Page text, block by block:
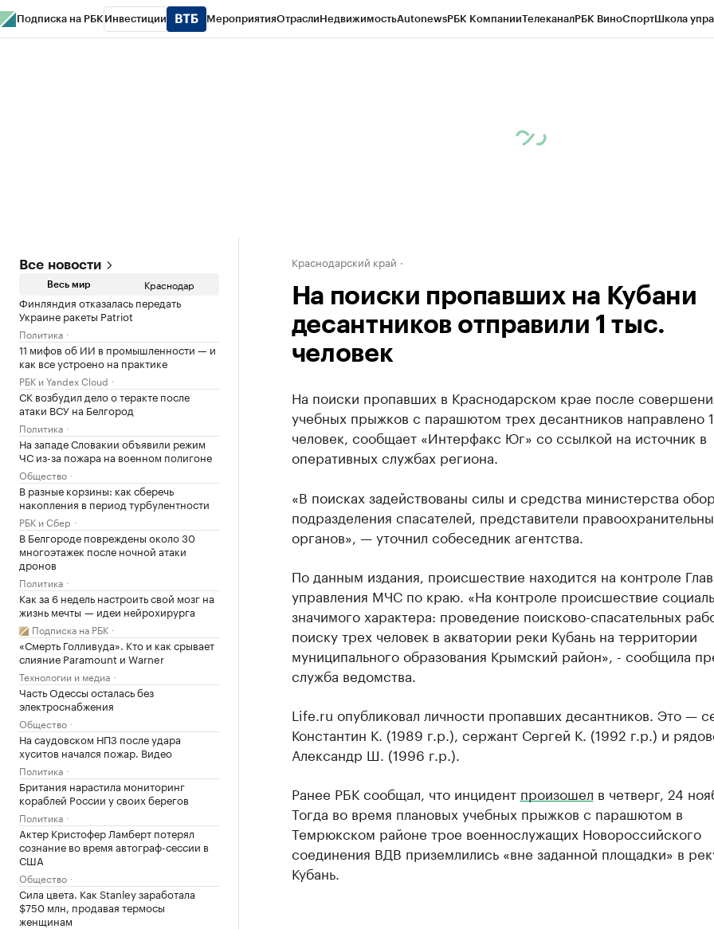
Подписка на РБК Инвестиции МероприятияОтраслиНедвижимостьAutonewsРБК КомпанииТелеканалРБК ВиноСпортШкола
Все новости
Весь мир Краснодар
Финляндия отказалась передать
Украине ракеты Patriot
Политика
11 мифов об ИИ в промышленности — и
как все устроено на практике
РБК и Yandex Cloud
СК возбудил дело о теракте после
атаки ВСУ на Белгород
Политика
На западе Словакии объявили режим
ЧС из-за пожара на военном полигоне
Общество
В разные корзины: как сберечь
накопления в период турбулентности
РБК и Сбер
В Белгороде повреждены около 30
многоэтажек после ночной атаки
дронов
Политика
Как за 6 недель настроить свой мозг на
жизнь мечты — идеи нейрохирурга
Подписка на РБК
«Смерть Голливуда». Кто и как срывает
слияние Paramount и Warner
Технологии и медиа
Часть Одессы осталась без
электроснабжения
Общество
На саудовском НПЗ после удара
хуситов начался пожар. Видео
Политика
Британия нарастила мониторинг
кораблей России у своих берегов
Политика
Актер Кристофер Ламберт потерял
сознание во время автограф-сессии в
США
Общество
Сила цвета. Как Stanley заработала
$750 млн, продавая термосы
женщинам
Краснодарский край
На поиски пропавших на Кубани
десантников отправили 1 тыс.
человек
На поиски пропавших в Краснодарском крае после
учебных прыжков с парашютом трех десантников направлено 1
человек, сообщает «Интерфакс Юг» со ссылкой на источник в
оперативных службах региона.
«В поисках задействованы силы и средства министерства
подразделения спасателей, представители
органов», — уточнил собеседник агентства.
По данным издания, происшествие находится на контроле
управления МЧС по краю. «На контроле происшествие
значимого характера: проведение поисково-спасательных
поиску трех человек в акватории реки Кубань на территории
муниципального образования Крымский район», - сообщила
служба ведомства.
Life.ru опубликовал личности пропавших десантников. Это —
Константин К. (1989 г.р.), сержант Сергей К. (1992 г.р.) и
Александр Ш. (1996 г.р.).
Ранее РБК сообщал, что инцидент произошел в четверг, 24
Тогда во время плановых учебных прыжков с парашютом в
Темрюкском районе трое военнослужащих Новороссийского
соединения ВДВ приземлились «вне заданной площадки» в
Кубань.